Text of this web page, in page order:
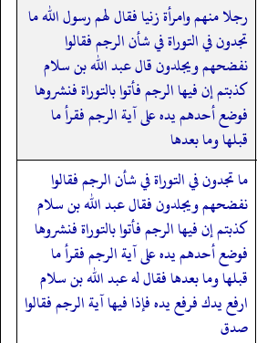
رجلا منهم وامرأة زنيا فقال لهم رسول الله ما
تجدون في التوراة في شأن الرجم فقالوا
نفضحهم ويجلدون قال عبد الله بن سلام
كذبتم إن فيها الرجم فأتوا بالتوراة فنشروها
فوضع أحدهم يده على آية الرجم فقرأ ما
قبلها وما بعدها
ما تجدون في التوراة في شأن الرجم فقالوا
نفضحهم ويجلدون فقال عبد الله بن سلام
كذبتم إن فيها الرجم فأتوا بالتوراة فنشروها
فوضع أحدهم يده على آية الرجم فقرأ ما
قبلها وما بعدها فقال له عبد الله بن سلام
ارفع يدك فرفع يده فإذا فيها آية الرجم فقالوا
صدق